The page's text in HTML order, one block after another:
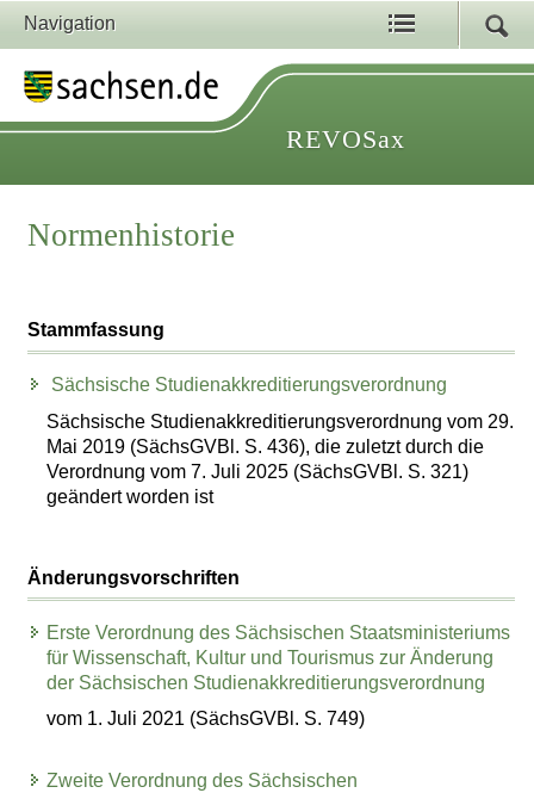
Navigation
REVOSax
Normenhistorie
Stammfassung
Sächsische Studienakkreditierungsverordnung
Sächsische Studienakkreditierungsverordnung vom 29.
Mai 2019 (SächsGVBl. S. 436), die zuletzt durch die
Verordnung vom 7. Juli 2025 (SächsGVBl. S. 321)
geändert worden ist
Änderungsvorschriften
Erste Verordnung des Sächsischen Staatsministeriums
für Wissenschaft, Kultur und Tourismus zur Änderung
der Sächsischen Studienakkreditierungsverordnung
vom 1. Juli 2021 (SächsGVBl. S. 749)
Zweite Verordnung des Sächsischen